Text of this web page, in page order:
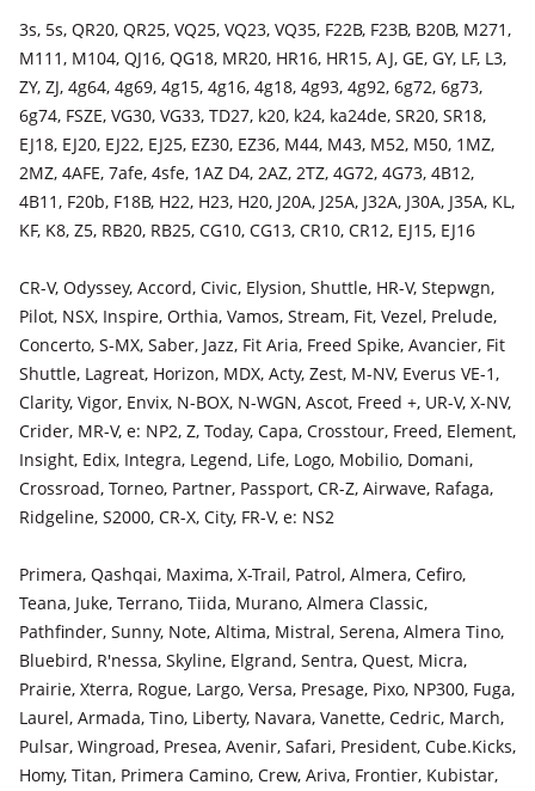
1998 - 2003 3 поколение (BE/BH), 1994 - 1999 2 поколение
(BD/BG), 1989 - 1994 1 поколение (BC/BJF)
Subaru Leone
1984 - 1994 3 поколение
Subaru Outback
2019 - н.в. 6 поколение, 2017 - 2021 5 поколение
рестайлинг (BS), 2001 - 2003 2 поколение рестайлинг
поколение
Subaru Tribeca
2007 - 2014 1 поколение рестайлинг (B9), 2004 - 2007 1
поколение (B9)
Subaru Legacy Lancaster
2001 - 2003 2 поколение рестайлинг, 1998 - 2001 2
поколение, 1995 - 1998 1 поколение
3s, 5s, QR20, QR25, VQ25, VQ23, VQ35, F22B, F23B, B20B, M271,
M111, M104, QJ16, QG18, MR20, HR16, HR15, AJ, GE, GY, LF, L3,
ZY, ZJ, 4g64, 4g69, 4g15, 4g16, 4g18, 4g93, 4g92, 6g72, 6g73,
6g74, FSZE, VG30, VG33, TD27, k20, k24, ka24de, SR20, SR18,
EJ18, EJ20, EJ22, EJ25, EZ30, EZ36, M44, M43, M52, M50, 1MZ,
2MZ, 4AFE, 7afe, 4sfe, 1AZ D4, 2AZ, 2TZ, 4G72, 4G73, 4B12,
4B11, F20b, F18B, H22, H23, H20, J20A, J25A, J32A, J30A, J35A, KL,
KF, K8, Z5, RB20, RB25, CG10, CG13, CR10, CR12, EJ15, EJ16
CR-V, Odyssey, Accord, Civic, Elysion, Shuttle, HR-V, Stepwgn,
Pilot, NSX, Inspire, Orthia, Vamos, Stream, Fit, Vezel, Prelude,
Concerto, S-MX, Saber, Jazz, Fit Aria, Freed Spike, Avancier, Fit
Shuttle, Lagreat, Horizon, MDX, Acty, Zest, M-NV, Everus VE-1,
Clarity, Vigor, Envix, N-BOX, N-WGN, Ascot, Freed +, UR-V, X-NV,
Crider, MR-V, e: NP2, Z, Today, Capa, Crosstour, Freed, Element,
Insight, Edix, Integra, Legend, Life, Logo, Mobilio, Domani,
Crossroad, Torneo, Partner, Passport, CR-Z, Airwave, Rafaga,
Ridgeline, S2000, CR-X, City, FR-V, e: NS2
Primera, Qashqai, Maxima, X-Trail, Patrol, Almera, Cefiro,
Teana, Juke, Terrano, Tiida, Murano, Almera Classic,
Pathfinder, Sunny, Note, Altima, Mistral, Serena, Almera Tino,
Bluebird, R'nessa, Skyline, Elgrand, Sentra, Quest, Micra,
Prairie, Xterra, Rogue, Largo, Versa, Presage, Pixo, NP300, Fuga,
Laurel, Armada, Tino, Liberty, Navara, Vanette, Cedric, March,
Pulsar, Wingroad, Presea, Avenir, Safari, President, Cube.Kicks,
Homy, Titan, Primera Camino, Crew, Ariva, Frontier, Kubistar,